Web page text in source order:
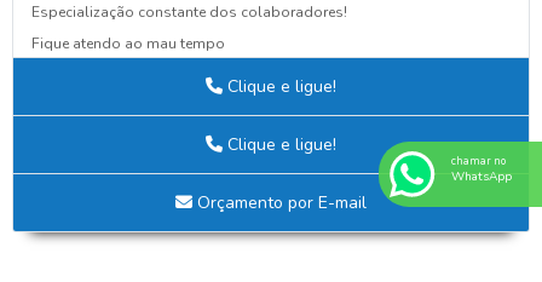
Especialização constante dos colaboradores!
Fique atendo ao mau tempo
Guia Definitivo para Criar Projetos Elétricos Eficientes e Seguros
Nova fachada da Leão Poços Artesianos!
O BARATO PODE LHE CUSTAR CARO
PALESTRA DE CONSCIENTIZAÇÃO NOVEMBRO AZUL!
POÇO MAL INSTALADO SAÍ BARATO, MAS CUSTA CARO
Clique e ligue!
Clique e ligue!
Orçamento por E-mail
chamar no
WhatsApp